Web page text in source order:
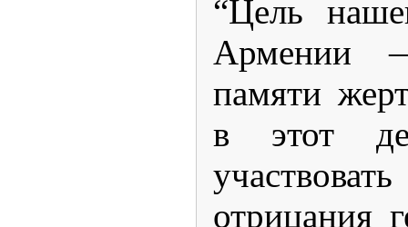
“Цель
Армении
памяти
в этот
отрицания